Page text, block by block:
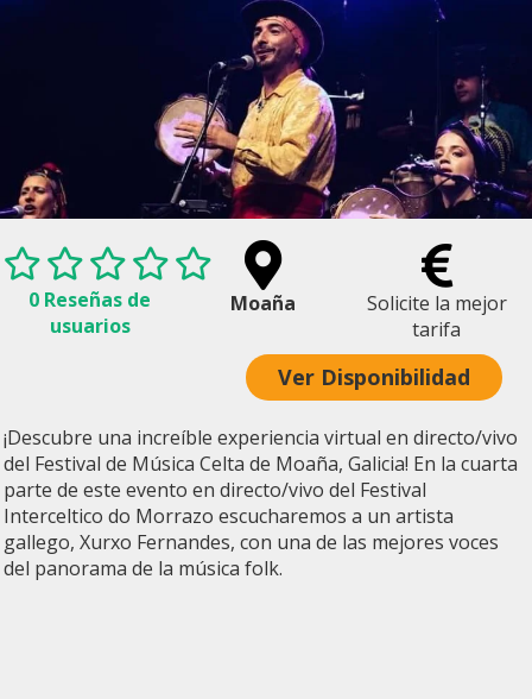
0 Reseñas de
usuarios
Moaña
Solicite la mejor
tarifa
Ver Disponibilidad
¡Descubre una increíble experiencia virtual en directo/vivo
del Festival de Música Celta de Moaña, Galicia! En la cuarta
parte de este evento en directo/vivo del Festival
Interceltico do Morrazo escucharemos a un artista
gallego, Xurxo Fernandes, con una de las mejores voces
del panorama de la música folk.